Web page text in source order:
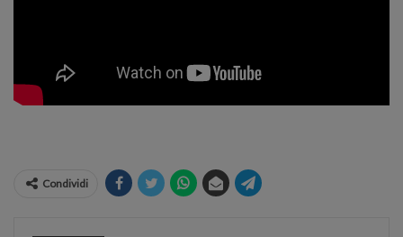
Condividi